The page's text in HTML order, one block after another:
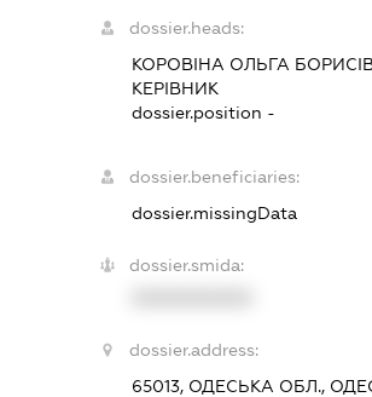
dossier.heads:
КОРОВІНА ОЛЬГА
КЕРІВНИК
dossier.position -
dossier.beneficiaries:
dossier.missingData
dossier.smida:
dossier.address:
65013, ОДЕСЬКА ОБЛ.,